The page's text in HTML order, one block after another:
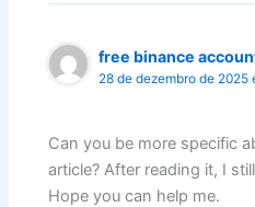
free binance
28 de dezembro de 2025
Can you be more specific
article? After reading it, I
Hope you can help me.